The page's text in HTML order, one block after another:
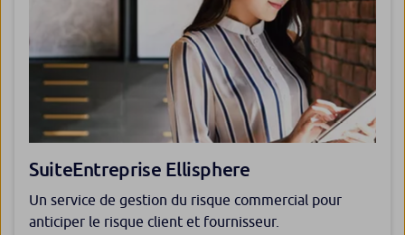
SuiteEntreprise Ellisphere
Un service de gestion du risque commercial pour
anticiper le risque client et fournisseur.